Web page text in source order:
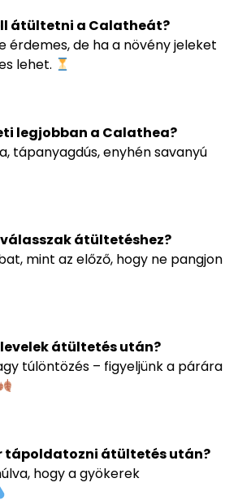
átültetni a Calatheát?
érdemes, de ha a növény jeleket
lehet.
legjobban a Calathea?
tápanyagdús, enyhén savanyú
átültetéshez?
mint az előző, hogy ne pangjon
átültetés után?
túlöntözés – figyeljünk a párára
tápoldatozni átültetés után?
hogy a gyökerek